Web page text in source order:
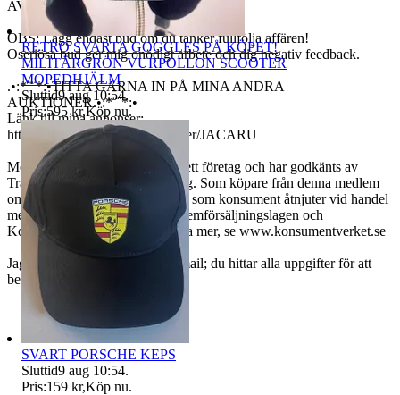
AVSLUT!
OBS: Lägg endast bud om du tänker fullfölja affären!
Oseriösa bud ger mig onödigt arbete och dig negativ feedback.
.•:*¨¨*:•TITTA GÄRNA IN PÅ MINA ANDRA
AUKTIONER.•:*¨¨*:•
Länk till mina annonser:
http://www.tradera.com/auktioner/JACARU
Medlemmen är registrerad som ett företag och har godkänts av
Tradera efter manuell granskning. Som köpare från denna medlem
omfattas du av de skydd som du som konsument åtnjuter vid handel
med företag, bl a Distans- och hemförsäljningslagen och
Konsumentköplagen. För att läsa mer, se www.konsumentverket.se
Jag skickar ej ut separat vinnarmail; du hittar alla uppgifter för att
betala i Traderas vinnarmail.
RETRO SVARTA GOGGLES PÅ KÖPET!
MILITÄRGRÖN VURPOLLON SCOOTER
MOPEDHJÄLM
Sluttid9 aug 10:54.
Pris:595 kr,Köp nu.
SVART PORSCHE KEPS
Sluttid9 aug 10:54.
Pris:159 kr,Köp nu.